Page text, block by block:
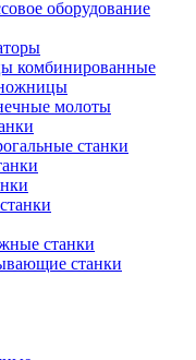
оборудование
комбинированные
молоты
станки
станки
станки